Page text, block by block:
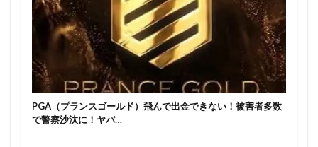
PGA（プランスゴールド）飛んで出金できない！被害者多数
で警察沙汰に！ヤバ…